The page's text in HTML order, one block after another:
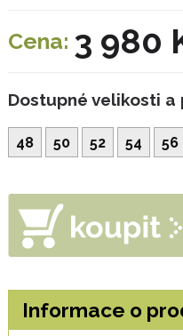
Cena: 3 980
Dostupné velikosti a
48 50 52 54 56
Informace o